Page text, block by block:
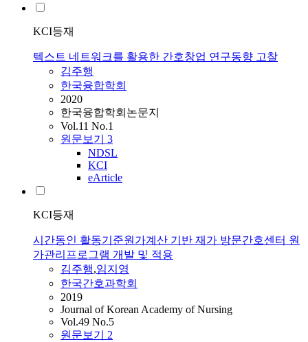
KCI등재
텍스트 네트워크를 활용한 간호창업 연구동향 고찰
김주행
한국융합학회
2020
한국융합학회논문지
Vol.11 No.1
원문보기 3
NDSL
KCI
eArticle
KCI등재
시간동인 활동기준원가계산 기반 재가 방문간호센터 원
가관리프로그램 개발 및 적용
김주행,임지영
한국간호과학회
2019
Journal of Korean Academy of Nursing
Vol.49 No.5
원문보기 2